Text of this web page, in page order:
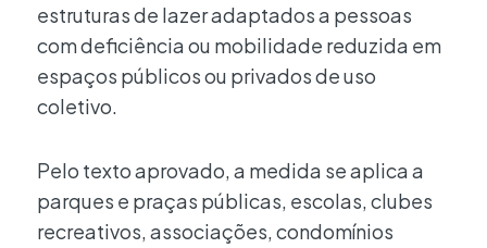
estruturas de lazer adaptados a pessoas
com deficiência ou mobilidade reduzida em
espaços públicos ou privados de uso
coletivo.
Pelo texto aprovado, a medida se aplica a
parques e praças públicas, escolas, clubes
recreativos, associações, condomínios